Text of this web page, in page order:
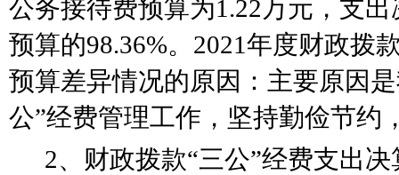
公务接待费预算为1.22万元，支
预算的98.36%。2021年度财政拨
预算差异情况的原因： 主要原因
公”经费管理工作，坚持勤俭节约
2、财政拨款“三公”经费支出